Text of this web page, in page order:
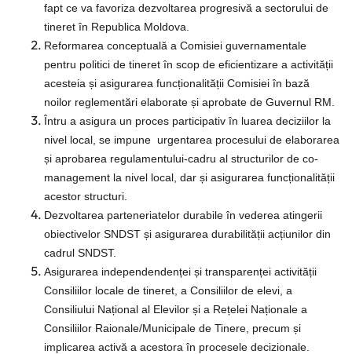
fapt ce va favoriza dezvoltarea progresivă a sectorului de
tineret în Republica Moldova.
Reformarea conceptuală a Comisiei guvernamentale
pentru politici de tineret în scop de eficientizare a activității
acesteia și asigurarea funcționalității Comisiei în bază
noilor reglementări elaborate și aprobate de Guvernul RM.
Întru a asigura un proces participativ în luarea deciziilor la
nivel local, se impune urgentarea procesului de elaborarea
și aprobarea regulamentului-cadru al structurilor de co-
management la nivel local, dar și asigurarea funcționalității
acestor structuri.
Dezvoltarea parteneriatelor durabile în vederea atingerii
obiectivelor SNDST și asigurarea durabilității acțiunilor din
cadrul SNDST.
Asigurarea independendenței și transparenței activității
Consiliilor locale de tineret, a Consiliilor de elevi, a
Consiliului Național al Elevilor și a Rețelei Naționale a
Consiliilor Raionale/Municipale de Tinere, precum și
implicarea activă a acestora în procesele decizionale.